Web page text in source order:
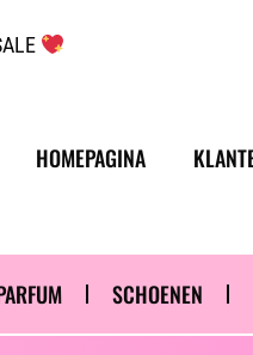
HOMEPAGINA
SCHOENEN